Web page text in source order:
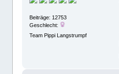
Beiträge: 12753
Geschlecht:
Team Pippi Langstrumpf